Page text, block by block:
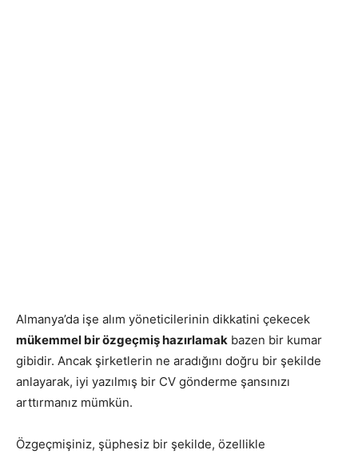
Almanya’da işe alım yöneticilerinin dikkatini çekecek
mükemmel bir özgeçmiş hazırlamak bazen bir kumar
gibidir. Ancak şirketlerin ne aradığını doğru bir şekilde
anlayarak, iyi yazılmış bir CV gönderme şansınızı
arttırmanız mümkün.
Özgeçmişiniz, şüphesiz bir şekilde, özellikle